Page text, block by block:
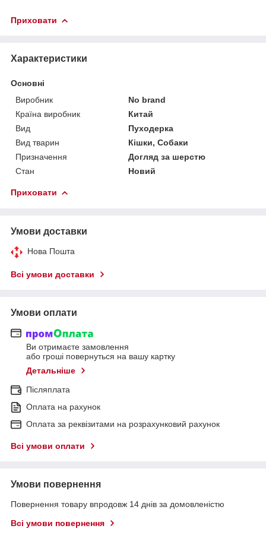
Приховати
Характеристики
Основні
Виробник
No brand
Країна виробник
Китай
Вид
Пуходерка
Вид тварин
Кішки, Собаки
Призначення
Догляд за шерстю
Стан
Новий
Приховати
Умови доставки
Нова Пошта
Всі умови доставки
Умови оплати
Ви отримаєте замовлення
або гроші повернуться на вашу картку
Детальніше
Післяплата
Оплата на рахунок
Оплата за реквізитами на розрахунковий рахунок
Всі умови оплати
Умови повернення
Повернення товару впродовж 14 днів за домовленістю
Всі умови повернення